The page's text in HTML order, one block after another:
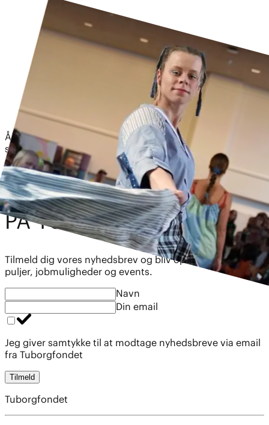
Åben workshop for alle: Vi broderer på dit lejrtøj og
sætter fokus på genbrug, klodens ressourcer og unges
drømme.
BLIV OPDATERET
PÅ TUBORGFONDET?
Tilmeld dig vores nyhedsbrev og bliv opdateret med nye
puljer, jobmuligheder og events.
Navn
Din email
Jeg giver samtykke til at modtage nyhedsbreve via email
fra Tuborgfondet
Tilmeld
Tuborgfondet